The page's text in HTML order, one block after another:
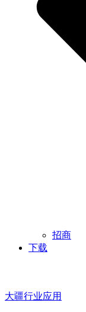
招商
下载
大疆行业应用